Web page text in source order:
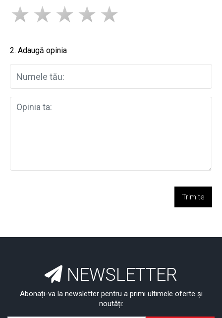
2. Adaugă opinia
Trimite
NEWSLETTER
Abonați-va la newsletter pentru a primi ultimele oferte și
noutăți: